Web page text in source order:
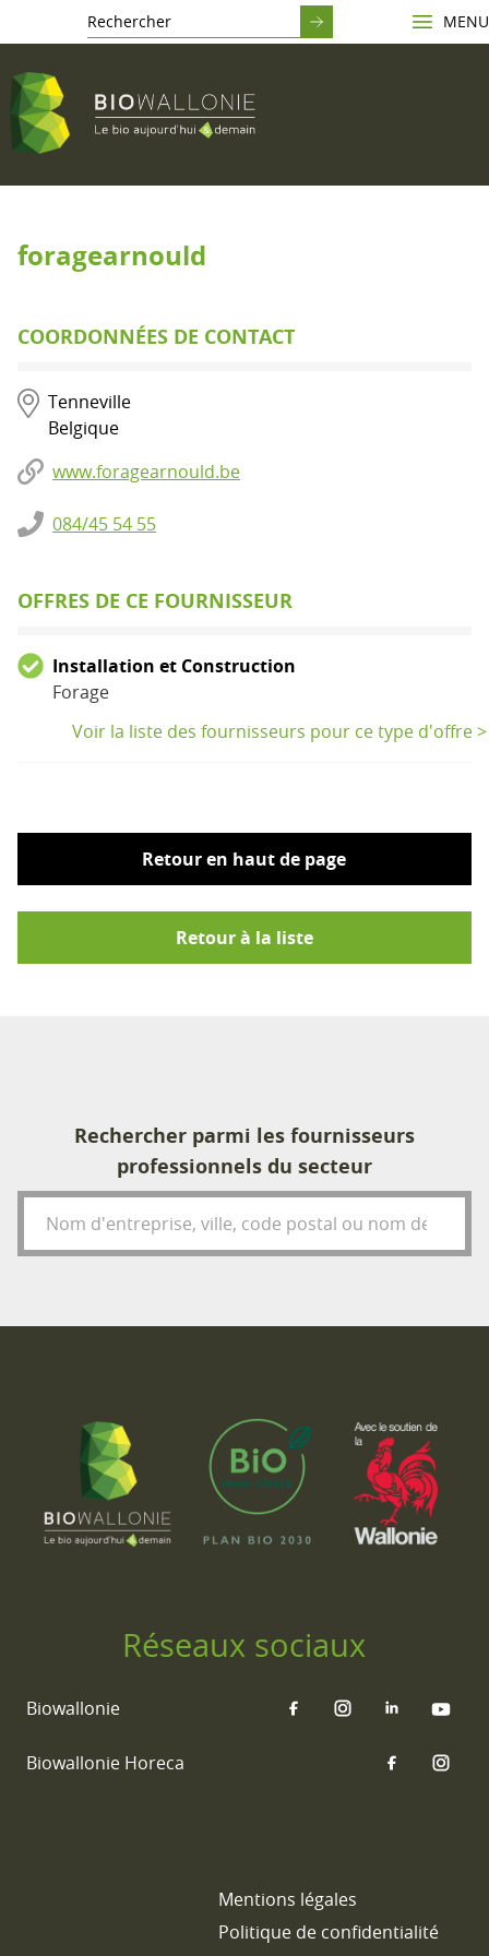
MENU
foragearnould
COORDONNÉES DE CONTACT
Tenneville
Belgique
www.foragearnould.be
084/45 54 55
OFFRES DE CE FOURNISSEUR
Installation et Construction
Forage
Voir la liste des fournisseurs pour ce type d'offre >
Retour en haut de page
Retour à la liste
Rechercher parmi les fournisseurs
professionnels du secteur
Réseaux sociaux
Biowallonie
Biowallonie Horeca
Mentions légales
Politique de confidentialité